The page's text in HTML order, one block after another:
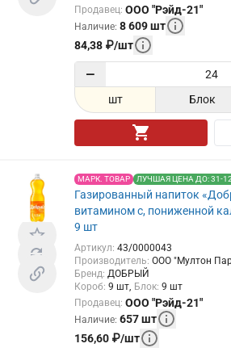
Продавец: ООО "Рэйд-21"
Наличие: 8 609шт
84,38 ₽/шт
−
шт Блок
МАРК. ТОВАР ЛУЧШАЯ ЦЕНА ДО: 31-
Газированный напиток
витамином с, пониженной
9 шт
Артикул: 43/0000043
Производитель: ООО "Мултон
Бренд: ДОБРЫЙ
Короб: 9 шт Блок: 9 шт
Продавец: ООО "Рэйд-21"
Наличие: 657шт
156,60 ₽/шт